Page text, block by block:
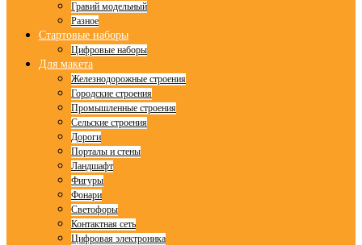
Гравий модельный
Разное
Стартовые наборы
Цифровые наборы
Для макета
Железнодорожные строения
Городские строения
Промышленные строения
Сельские строения
Дороги
Порталы и стены
Ландшафт
Фигуры
Фонари
Светофоры
Контактная сеть
Цифровая электроника